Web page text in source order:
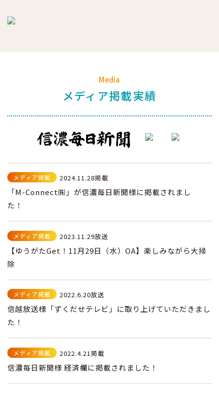
Media
メディア掲載実績
メディア掲載 2024.11.28掲載
「M-Connect㈱」が信濃毎日新聞様に掲載されまし
た！
メディア掲載 2023.11.29放送
【ゆうがたGet！11月29日（水）OA】楽しみながら大掃
除
メディア掲載 2022.6.20放送
信越放送様「ずくだせテレビ」に取り上げていただきまし
た！
メディア掲載 2022.4.21掲載
信濃毎日新聞様 経済欄に掲載されました！